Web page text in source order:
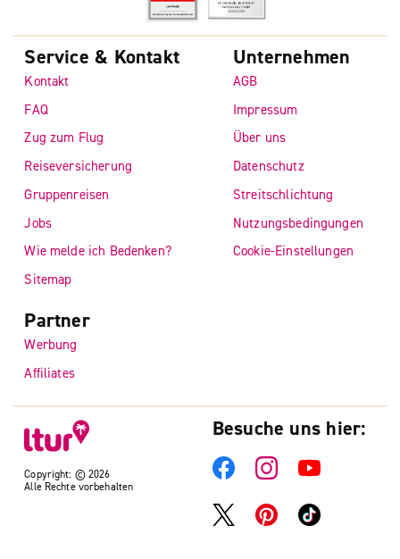
Copyright: © 2026
Alle Rechte vorbehalten
Service & Kontakt
Kontakt
FAQ
Zug zum Flug
Reiseversicherung
Gruppenreisen
Jobs
Wie melde ich Bedenken?
Sitemap
Unternehmen
AGB
Impressum
Über uns
Datenschutz
Streitschlichtung
Nutzungsbedingungen
Cookie-Einstellungen
Partner
Werbung
Affiliates
Besuche uns hier: